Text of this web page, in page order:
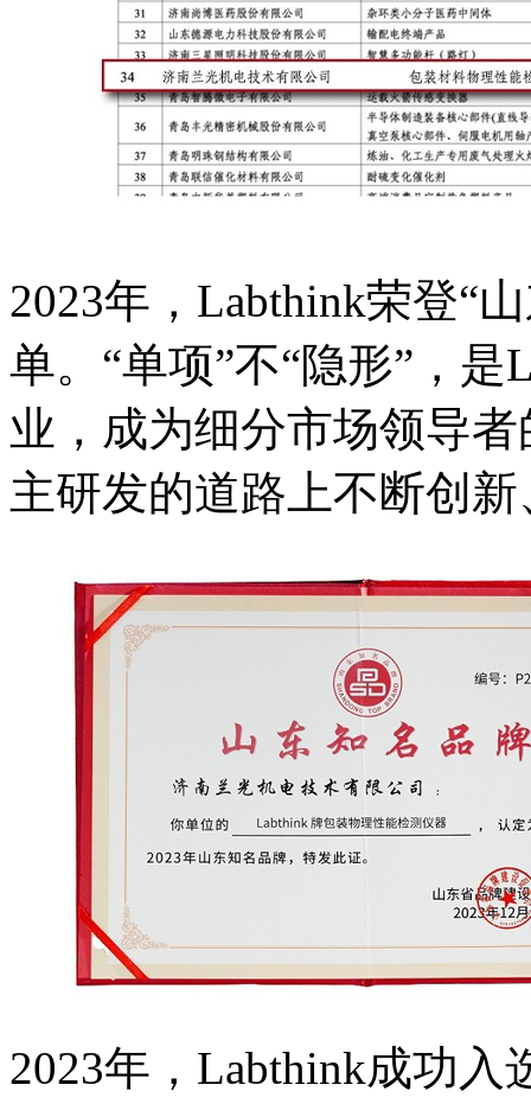
2023年，Labthink荣登“
单。“单项”不“隐形”，
业，成为细分市场领导
主研发的道路上不断创
2023年，Labthink成功入